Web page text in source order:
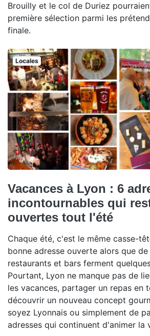
Brouilly et le col de Duriez
première sélection parmi les
finale.
Locales
Vacances à Lyon : 6
incontournables qui
ouvertes tout l'été
Chaque été, c'est le même casse-
bonne adresse ouverte alors que
restaurants et bars ferment
Pourtant, Lyon ne manque pas de
les vacances, partager un repas en
découvrir un nouveau concept
soyez Lyonnais ou simplement de
adresses qui continuent d'animer la